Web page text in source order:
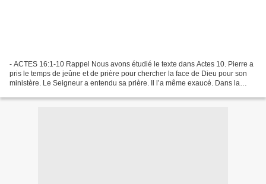
- ACTES 16:1-10 Rappel Nous avons étudié le texte dans Actes 10. Pierre a
pris le temps de jeûne et de prière pour chercher la face de Dieu pour son
ministère. Le Seigneur a entendu sa prière. Il l’a même exaucé. Dans la